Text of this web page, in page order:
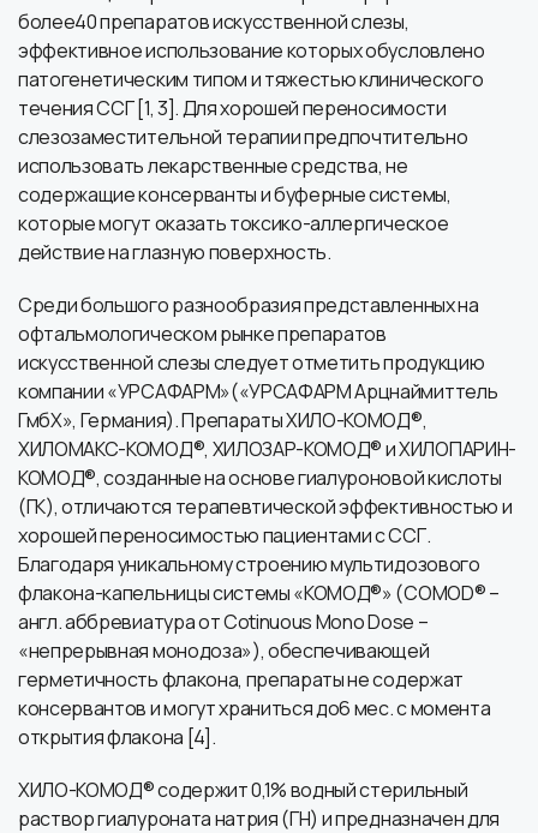
более40 препаратов искусственной слезы,
эффективное использование которых обусловлено
патогенетическим типом и тяжестью клинического
течения ССГ [1, 3]. Для хорошей переносимости
слезозаместительной терапии предпочтительно
использовать лекарственные средства, не
содержащие консерванты и буферные системы,
которые могут оказать токсико-аллергическое
действие на глазную поверхность.
Среди большого разнообразия представленных на
офтальмологическом рынке препаратов
искусственной слезы следует отметить продукцию
компании «УРСАФАРМ»(«УРСАФАРМ Арцнаймиттель
ГмбХ», Германия). Препараты ХИЛО-КОМОД®,
ХИЛОМАКС-КОМОД®, ХИЛОЗАР-КОМОД® и ХИЛОПАРИН-
КОМОД®, созданные на основе гиалуроновой кислоты
(ГК), отличаются терапевтической эффективностью и
хорошей переносимостью пациентами с ССГ.
Благодаря уникальному строению мультидозового
флакона-капельницы системы «КОМОД®» (COMOD® –
англ. аббревиатура от Сotinuous Mono Dose –
«непрерывная монодоза»), обеспечивающей
герметичность флакона, препараты не содержат
консервантов и могут храниться до6 мес. с момента
открытия флакона [4].
ХИЛО-КОМОД® содержит 0,1% водный стерильный
раствор гиалуроната натрия (ГН) и предназначен для